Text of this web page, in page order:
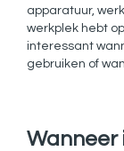
apparatuur,
werkplek hebt
interessant
gebruiken of
Wanneer